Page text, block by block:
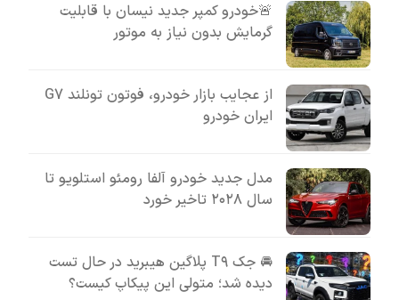
🚨خودرو کمپر جدید نیسان با قابلیت
گرمایش بدون نیاز به موتور
از عجایب بازار خودرو، فوتون تونلند G7
ایران خودرو
مدل جدید خودرو آلفا رومئو استلویو تا
سال ۲۰۲۸ تاخیر خورد
🚘 جک T۹ پلاگین هیبرید در حال تست
دیده شد؛ متولی این پیکاپ کیست؟